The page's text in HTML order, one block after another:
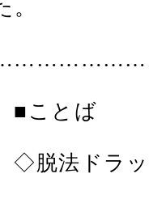
。
■ことば
◇脱法ドラ